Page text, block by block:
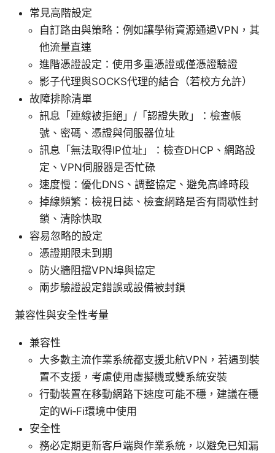
常見高階設定
自訂路由與策略：例如讓學術資源通過VPN，其
他流量直連
進階憑證設定：使用多重憑證或僅憑證驗證
影子代理與SOCKS代理的結合（若校方允許）
故障排除清單
訊息「連線被拒絕」/「認證失敗」：檢查帳
號、密碼、憑證與伺服器位址
訊息「無法取得IP位址」：檢查DHCP、網路設
定、VPN伺服器是否忙碌
速度慢：優化DNS、調整協定、避免高峰時段
掉線頻繁：檢視日誌、檢查網路是否有間歇性封
鎖、清除快取
容易忽略的設定
憑證期限未到期
防火牆阻擋VPN埠與協定
兩步驗證設定錯誤或設備被封鎖
兼容性與安全性考量
兼容性
大多數主流作業系統都支援北航VPN，若遇到裝
置不支援，考慮使用虛擬機或雙系統安裝
行動裝置在移動網路下速度可能不穩，建議在穩
定的Wi‑Fi環境中使用
安全性
務必定期更新客戶端與作業系統，以避免已知漏